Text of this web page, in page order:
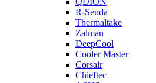
R-Senda
Thermaltake
Zalman
DeepCool
Cooler Master
Corsair
Chieftec